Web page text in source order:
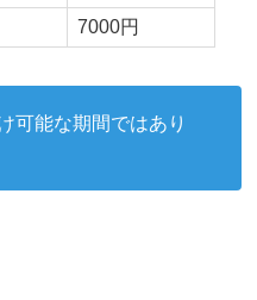
7000円
可能な期間ではあり